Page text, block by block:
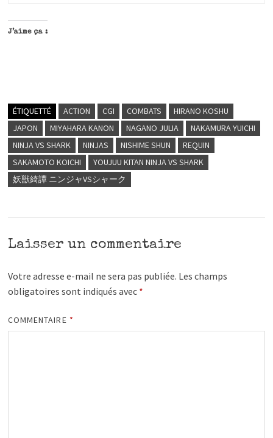
J’aime ça :
ÉTIQUETTÉ ACTION CGI COMBATS
HIRANO KOSHU
JAPON
MIYAHARA KANON NAGANO JULIA
NAKAMURA YUICHI
NINJA VS SHARK
NINJAS NISHIME SHUN
REQUIN
SAKAMOTO KOICHI
YOUJUU KITAN NINJA VS SHARK
妖獣綺譚 ニンジャVSシャーク
Laisser un commentaire
Votre adresse e-mail ne sera pas publiée. Les champs
obligatoires sont indiqués avec *
COMMENTAIRE *